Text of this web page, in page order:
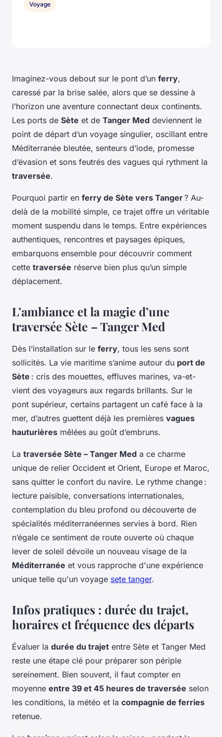
Imaginez-vous debout sur le pont d’un ferry,
caressé par la brise salée, alors que se dessine à
l’horizon une aventure connectant deux continents.
Les ports de Sète et de Tanger Med deviennent le
point de départ d’un voyage singulier, oscillant entre
Méditerranée bleutée, senteurs d’iode, promesse
d’évasion et sons feutrés des vagues qui rythment la
traversée.
Pourquoi partir en ferry de Sète vers Tanger? Au-
delà de la mobilité simple, ce trajet offre un véritable
moment suspendu dans le temps. Entre expériences
authentiques, rencontres et paysages épiques,
embarquons ensemble pour découvrir comment
cette traversée réserve bien plus qu’un simple
déplacement.
L’ambiance et la magie d’une
traversée Sète – Tanger Med
Dès l’installation sur le ferry, tous les sens sont
sollicités. La vie maritime s’anime autour du port de
Sète : cris des mouettes, effluves marines, va-et-
vient des voyageurs aux regards brillants. Sur le
pont supérieur, certains partagent un café face à la
mer, d’autres guettent déjà les premières vagues
hauturières mêlées au goût d’embruns.
La traversée Sète – Tanger Med a ce charme
unique de relier Occident et Orient, Europe et Maroc,
sans quitter le confort du navire. Le rythme change :
lecture paisible, conversations internationales,
contemplation du bleu profond ou découverte de
spécialités méditerranéennes servies à bord. Rien
n’égale ce sentiment de route ouverte où chaque
lever de soleil dévoile un nouveau visage de la
Méditerranée et vous rapproche d'une expérience
unique telle qu'un voyage sete tanger.
Infos pratiques : durée du trajet,
horaires et fréquence des départs
Évaluer la durée du trajet entre Sète et Tanger Med
reste une étape clé pour préparer son périple
sereinement. Bien souvent, il faut compter en
moyenne entre 39 et 45 heures de traversée selon
les conditions, la météo et la compagnie de ferries
retenue.
Voyage